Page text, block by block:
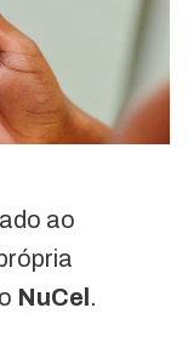
ao
NuCel .